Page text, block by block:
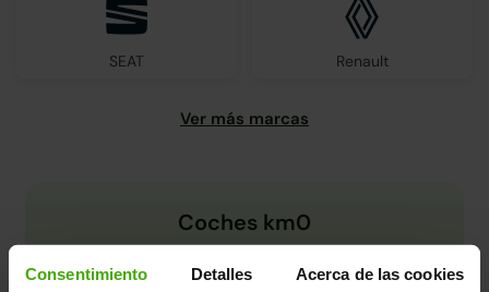
Consentimiento Detalles Acerca de las cookies
SEAT Renault
Coches km0